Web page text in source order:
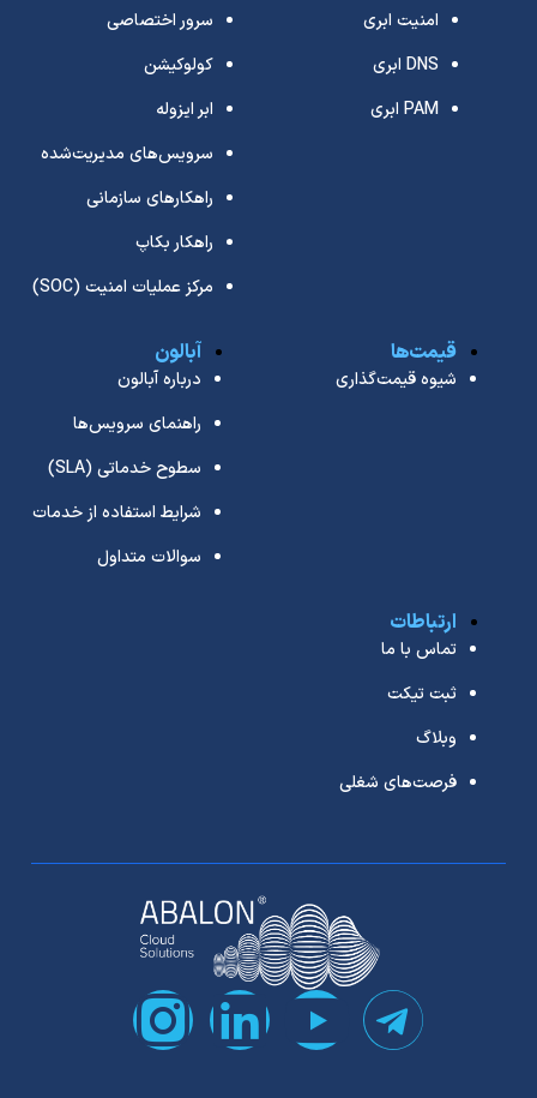
امنیت ابری
DNS ابری
PAM ابری
سرور اختصاصی
کولوکیشن
ابر ایزوله
سرویس‌های مدیریت‌شده
راهکارهای سازمانی
راهکار بکاپ
مرکز عملیات امنیت (SOC)
قیمت‌ها
شیوه قیمت‌گذاری
آبالون
درباره آبالون
راهنمای سرویس‌ها
سطوح خدماتی (SLA)
شرایط استفاده از خدمات
سوالات متداول
ارتباطات
تماس با ما
ثبت تیکت
وبلاگ
فرصت‌های شغلی